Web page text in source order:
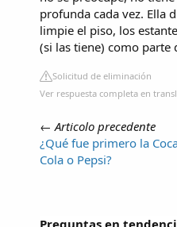
profunda cada vez. Ella
limpie el piso, los
(si las tiene) como parte
Solicitud de eliminación
Ver respuesta completa en
← Articolo precedente
¿Qué fue primero la
Cola o Pepsi?
Preguntas en